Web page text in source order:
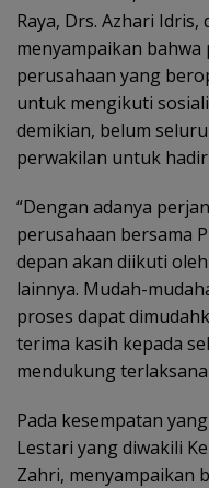
Raya, Drs. Azhari
menyampaikan
perusahaan yang
untuk mengikuti
demikian, belum
perwakilan untuk
“Dengan adanya
perusahaan bersama
depan akan diikuti
lainnya. Mudah-
proses dapat
terima kasih kepada
mendukung
Pada kesempatan
Lestari yang diwakili
Zahri, menyampaikan